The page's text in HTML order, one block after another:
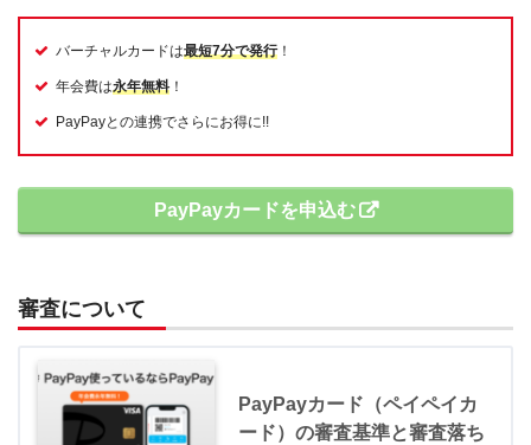
バーチャルカードは最短7分で発行！
年会費は永年無料 ！
PayPayとの連携でさらにお得に!!
PayPayカードを申込む
審査について
PayPayカード（ペイペイカ
ード）の審査基準と審査落ち